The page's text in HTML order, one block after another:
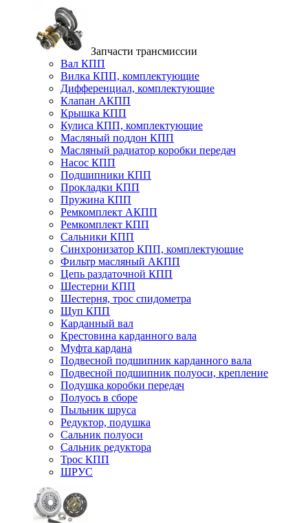
Запчасти трансмиссии
Вал КПП
Вилка КПП, комплектующие
Дифференциал, комплектующие
Клапан АКПП
Крышка КПП
Кулиса КПП, комплектующие
Масляный поддон КПП
Масляный радиатор коробки передач
Насос КПП
Подшипники КПП
Прокладки КПП
Пружина КПП
Ремкомплект АКПП
Ремкомплект КПП
Сальники КПП
Синхронизатор КПП, комплектующие
Фильтр масляный АКПП
Цепь раздаточной КПП
Шестерни КПП
Шестерня, трос спидометра
Щуп КПП
Карданный вал
Крестовина карданного вала
Муфта кардана
Подвесной подшипник карданного вала
Подвесной подшипник полуоси, крепление
Подушка коробки передач
Полуось в сборе
Пыльник шруса
Редуктор, подушка
Сальник полуоси
Сальник редуктора
Трос КПП
ШРУС